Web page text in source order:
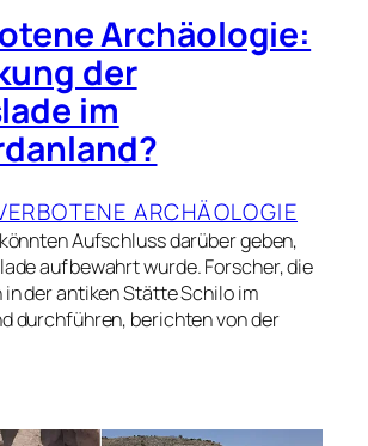
Archäologie:
der
im
ARCHÄOLOGIE
Aufschluss darüber geben,
aufbewahrt wurde. Forscher, die
der antiken Stätte Schilo im
durchführen, berichten von der